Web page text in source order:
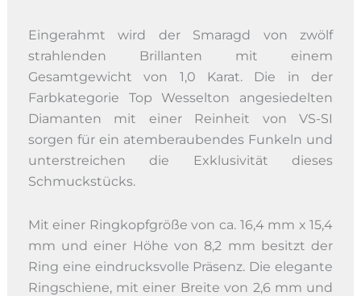
Eingerahmt wird der Smaragd von zwölf
strahlenden Brillanten mit einem
Gesamtgewicht von 1,0 Karat. Die in der
Farbkategorie Top Wesselton angesiedelten
Diamanten mit einer Reinheit von VS-SI
sorgen für ein atemberaubendes Funkeln und
unterstreichen die Exklusivität dieses
Schmuckstücks.
Mit einer Ringkopfgröße von ca. 16,4 mm x 15,4
mm und einer Höhe von 8,2 mm besitzt der
Ring eine eindrucksvolle Präsenz. Die elegante
Ringschiene, mit einer Breite von 2,6 mm und